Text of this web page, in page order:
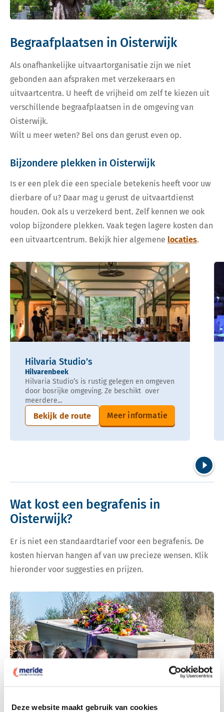
Deze website maakt gebruik van cookies
Begraafplaatsen in Oisterwijk
Als onafhankelijke uitvaartorganisatie zijn we niet
gebonden aan afspraken met verzekeraars en
uitvaartcentra. U heeft de vrijheid om zelf te kiezen uit
verschillende begraafplaatsen in de omgeving van
Oisterwijk.
Wilt u meer weten? Bel ons dan gerust even op.
Bijzondere plekken in Oisterwijk
Is er een plek die een speciale betekenis heeft voor uw
dierbare of u? Daar mag u gerust de uitvaartdienst
houden. Ook als u verzekerd bent. Zelf kennen we ook
volop bijzondere plekken. Vaak tegen lagere kosten dan
een uitvaartcentrum. Bekijk hier algemene locaties.
Hilvaria Studio’s
Hilvarenbeek
Hilvaria Studio’s is rustig gelegen en omgeven
door bosrijke omgeving. Ze beschikt over
meerdere...
Bekijk de route Meer informatie
Wat kost een begrafenis in
Oisterwijk?
Er is niet een standaardtarief voor een begrafenis. De
kosten hiervan hangen af van uw precieze wensen. Klik
hieronder voor suggesties en prijzen.
Dit kost een begrafenis
Bekijk tarieven voor begrafenis